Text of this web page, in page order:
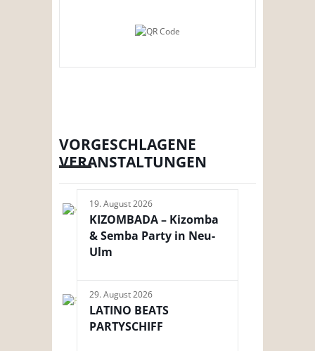
VORGESCHLAGENE
VERANSTALTUNGEN
19. August 2026
KIZOMBADA – Kizomba
& Semba Party in Neu-
Ulm
29. August 2026
LATINO BEATS
PARTYSCHIFF